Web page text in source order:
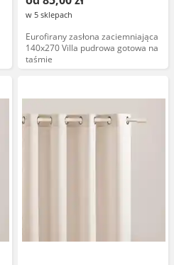
w 5 sklepach
Eurofirany zasłona zaciemniająca
140x270 Villa pudrowa gotowa na
taśmie